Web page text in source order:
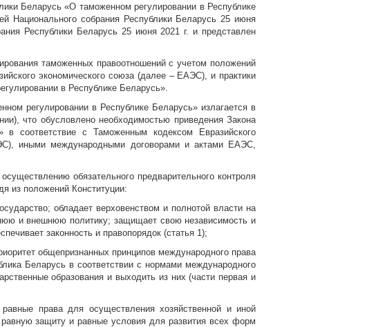
Беларусь «О таможенном регулировании в Республике
Национального собрания Республики Беларусь 25 июня
Республики Беларусь 25 июня 2021 г. и представлен
таможенных правоотношений с учетом положений
экономического союза (далее – ЕАЭС), и практики
в Республике Беларусь».
регулировании в Республике Беларусь» излагается в
что обусловлено необходимостью приведения Закона
соответствие с Таможенным кодексом Евразийского
иными международными договорами и актами ЕАЭС,
обязательного предварительного контроля
из положений Конституции:
обладает верховенством и полнотой власти на
и внешнюю политику; защищает свою независимость и
законность и правопорядок (статья 1);
общепризнанных принципов международного права
Беларусь в соответствии с нормами международного
образования и выходить из них (части первая и
права для осуществления хозяйственной и иной
защиту и равные условия для развития всех форм